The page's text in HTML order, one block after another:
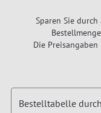
Sparen Sie
Die
Bestelltabelle